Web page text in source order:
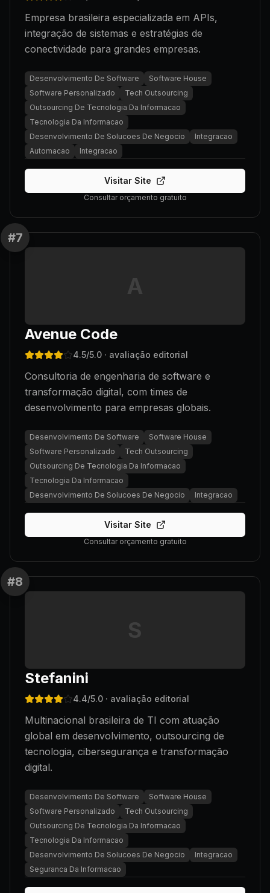
Empresa brasileira especializada em APIs,
integração de sistemas e estratégias de
conectividade para grandes empresas.
Desenvolvimento De Software
Software House
Software Personalizado
Tech Outsourcing
Outsourcing De Tecnologia Da Informacao
Tecnologia Da Informacao
Desenvolvimento De Solucoes De Negocio
Integracao
Automacao
Integracao
Visitar Site
Consultar orçamento gratuito
#7
A
Avenue Code
4.5/5.0 · avaliação editorial
Consultoria de engenharia de software e
transformação digital, com times de
desenvolvimento para empresas globais.
Desenvolvimento De Software
Software House
Software Personalizado
Tech Outsourcing
Outsourcing De Tecnologia Da Informacao
Tecnologia Da Informacao
Desenvolvimento De Solucoes De Negocio
Integracao
Visitar Site
Consultar orçamento gratuito
#8
S
Stefanini
4.4/5.0 · avaliação editorial
Multinacional brasileira de TI com atuação
global em desenvolvimento, outsourcing de
tecnologia, cibersegurança e transformação
digital.
Desenvolvimento De Software
Software House
Software Personalizado
Tech Outsourcing
Outsourcing De Tecnologia Da Informacao
Tecnologia Da Informacao
Desenvolvimento De Solucoes De Negocio
Integracao
Seguranca Da Informacao